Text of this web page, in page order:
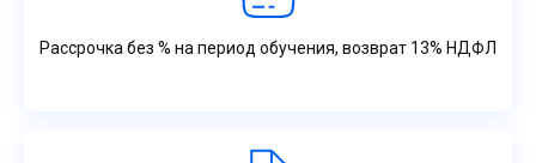
Рассрочка без % на период обучения, возврат 13% НДФЛ